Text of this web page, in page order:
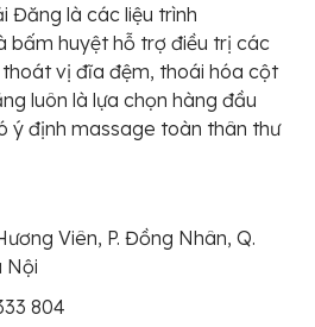
Đăng là các liệu trình
bấm huyệt hỗ trợ điều trị các
thoát vị đĩa đệm, thoái hóa cột
luôn là lựa chọn hàng đầu
ý định massage toàn thân thư
Viên, P. Đồng Nhân, Q.
Nội
804